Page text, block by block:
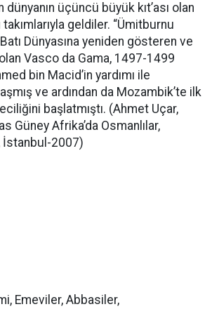
üçüncü büyük kıt’ası olan
geldiler. “Ümitburnu
Dünyasına yeniden gösteren ve
Vasco da Gama, 1497-1499
bin Macid’in yardımı ile
ve ardından da Mozambik’te ilk
başlatmıştı. (Ahmet Uçar,
Güney Afrika’da Osmanlılar,
İstanbul-2007)
Emeviler, Abbasiler,